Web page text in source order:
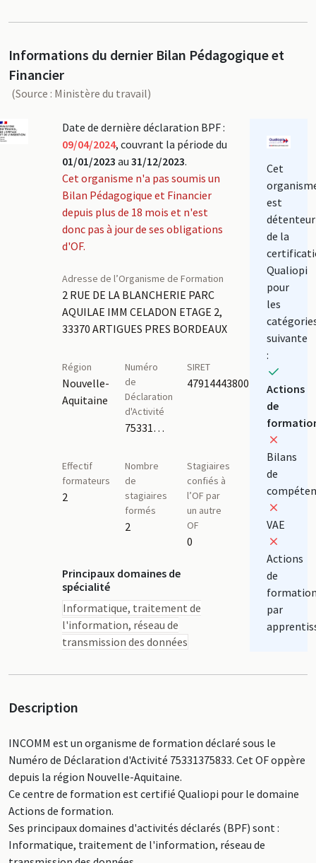
Informations du dernier Bilan Pédagogique et
Financier
(Source : Ministère du travail)
Date de dernière déclaration BPF :
09/04/2024, couvrant la période du
01/01/2023 au 31/12/2023.
Cet organisme n'a pas soumis un
Bilan Pédagogique et Financier
depuis plus de 18 mois et n'est
donc pas à jour de ses obligations
d'OF.
Adresse de l’Organisme de Formation
2 RUE DE LA BLANCHERIE PARC
AQUILAE IMM CELADON ETAGE 2,
33370 ARTIGUES PRES BORDEAUX
Région
Nouvelle-
Aquitaine
Numéro
de
Déclaration
d'Activité
75331375833
SIRET
47914443800161
Effectif
formateurs
2
Nombre
de
stagiaires
formés
2
Stagiaires
confiés à
l’OF par
un autre
OF
0
Principaux domaines de
spécialité
Informatique, traitement de
l'information, réseau de
transmission des données
Cet
est
détenteur
de la
Qualiopi
pour
les
suivante
:
Actions
de
Bilans
de
VAE
Actions
de
par
Description
INCOMM est un organisme de formation déclaré sous le
Numéro de Déclaration d'Activité 75331375833. Cet OF oppère
depuis la région Nouvelle-Aquitaine.
Ce centre de formation est certifié Qualiopi pour le domaine
Actions de formation.
Ses principaux domaines d'activités déclarés (BPF) sont :
Informatique, traitement de l'information, réseau de